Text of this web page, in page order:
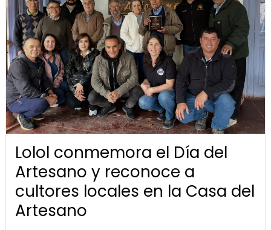
Lolol conmemora el Día del
Artesano y reconoce a
cultores locales en la Casa del
Artesano